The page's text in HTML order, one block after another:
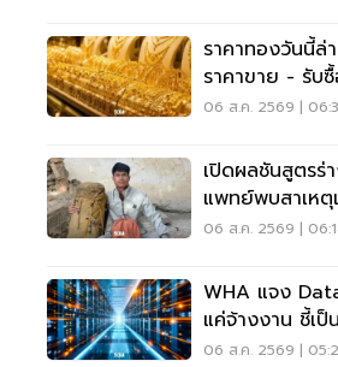
ราคาทองวันนี้ล่
ราคาขาย - รับ
06 ส.ค. 2569 |
เปิดผลชันสูตรร่า
แพทย์พบสาเหตุ
หัวใจล้มเหลว
06 ส.ค. 2569 |
WHA แจง
แค่จ้างงาน ชี้เ
เศรษฐกิจดิจิทัล
06 ส.ค. 2569 |